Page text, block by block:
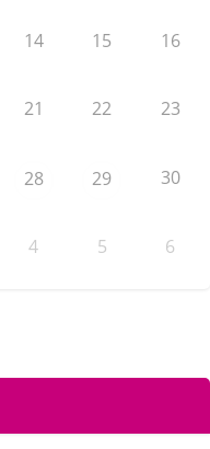
14 15 16
21 22 23
28 29 30
4 5 6